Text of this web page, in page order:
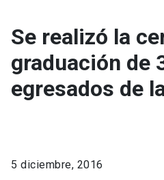
Se realizó la
graduación de
egresados de
5 diciembre, 2016